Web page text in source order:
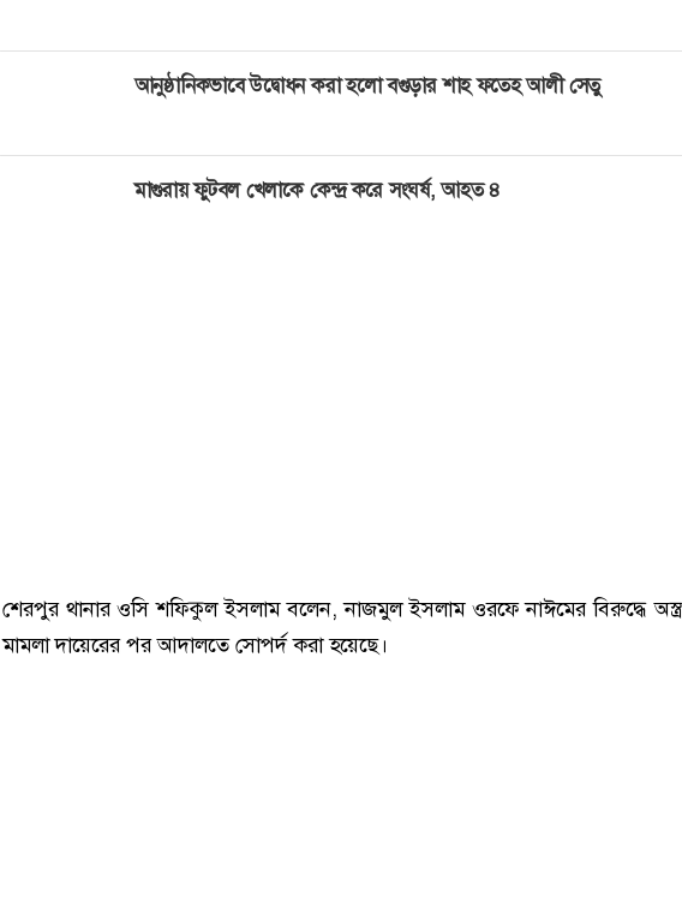
আনুষ্ঠানিকভাবে উদ্বোধন করা হলো বগুড়ার শাহ ফতেহ আলী সেতু
মাগুরায় ফুটবল খেলাকে কেন্দ্র করে সংঘর্ষ, আহত ৪
শেরপুর থানার ওসি শফিকুল ইসলাম বলেন, নাজমুল ইসলাম ওরফে নাঈমের বিরুদ্ধে
মামলা দায়েরের পর আদালতে সোপর্দ করা হয়েছে।